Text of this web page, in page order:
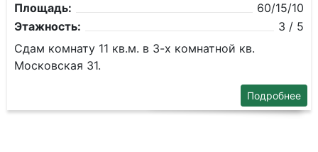
Площадь:
60/15/10
Этажность:
3 / 5
Сдам комнату 11 кв.м. в 3-х комнатной кв.
Московская 31.
Подробнее